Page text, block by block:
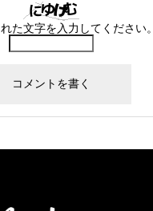
れた文字を入力してください。